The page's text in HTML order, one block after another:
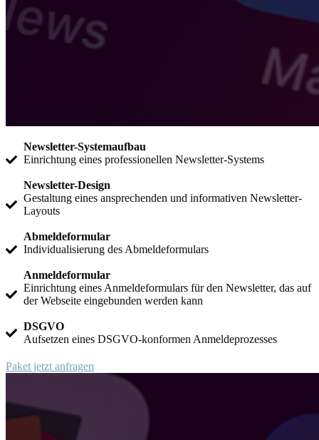
Newsletter-Systemaufbau
Einrichtung eines professionellen Newsletter-Systems
Newsletter-Design
Gestaltung eines ansprechenden und informativen Newsletter-
Layouts
Abmeldeformular
Individualisierung des Abmeldeformulars
Anmeldeformular
Einrichtung eines Anmeldeformulars für den Newsletter, das auf
der Webseite eingebunden werden kann
DSGVO
Aufsetzen eines DSGVO-konformen Anmeldeprozesses
Paket jetzt anfragen